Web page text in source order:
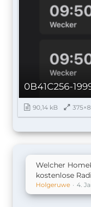
90,14 kB
Welcher
kostenlose
Holgeruwe 4.